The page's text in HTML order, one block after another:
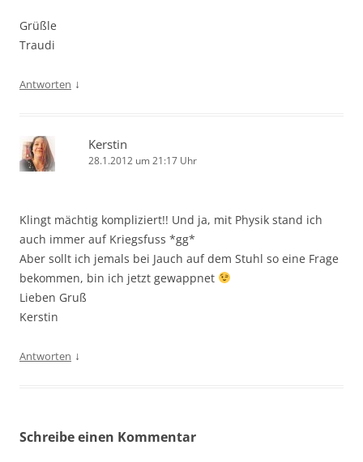
Grüßle
Traudi
Antworten ↓
Kerstin
28.1.2012 um 21:17 Uhr
Klingt mächtig kompliziert!! Und ja, mit Physik stand ich
auch immer auf Kriegsfuss *gg*
Aber sollt ich jemals bei Jauch auf dem Stuhl so eine Frage
bekommen, bin ich jetzt gewappnet
Lieben Gruß
Kerstin
Antworten ↓
Schreibe einen Kommentar